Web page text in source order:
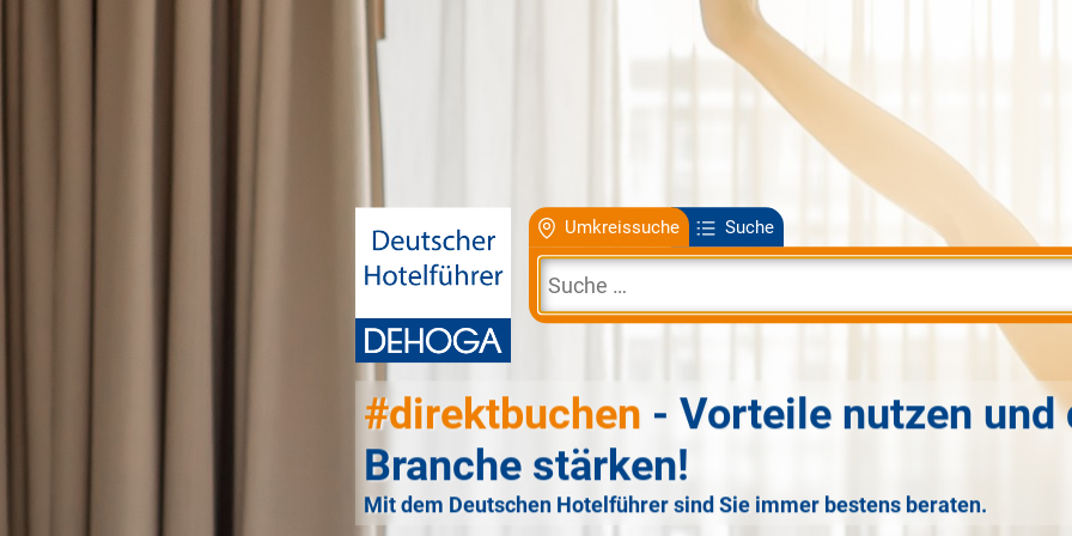
Umkreissuche Suche
#direktbuchen - Vorteile nutzen und
Branche stärken!
Mit dem Deutschen Hotelführer sind Sie immer bestens beraten.